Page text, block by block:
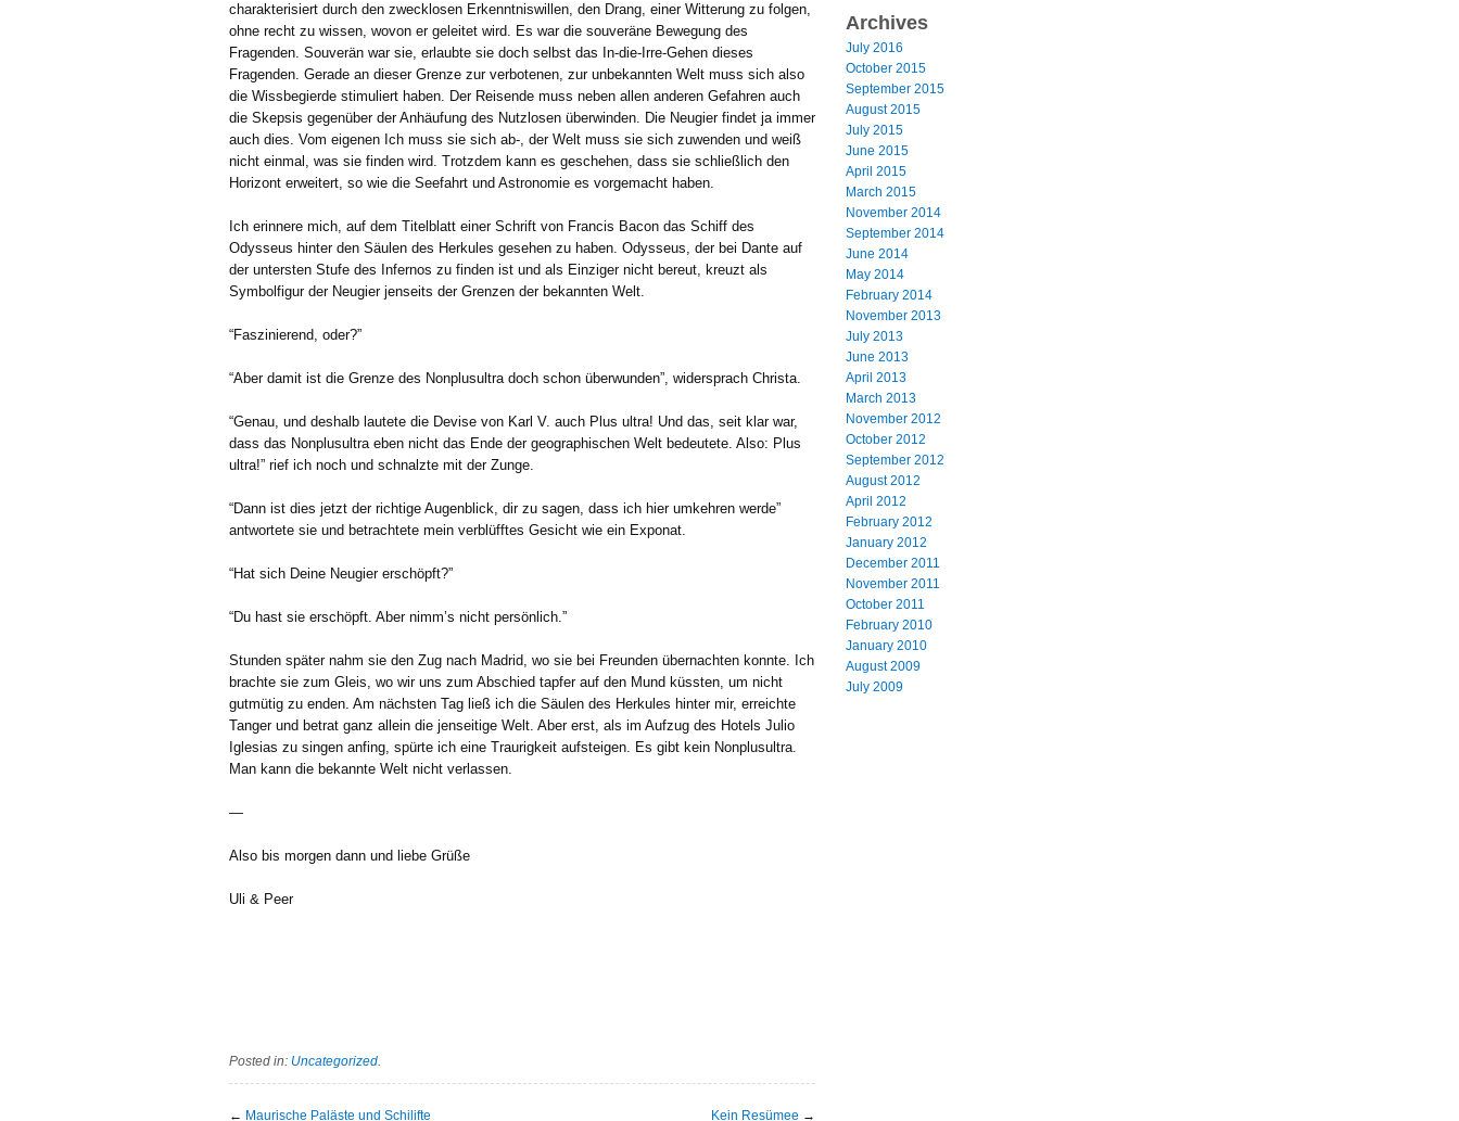
charakterisiert durch den zwecklosen Erkenntniswillen, den Drang, einer Witterung zu folgen,
ohne recht zu wissen, wovon er geleitet wird. Es war die souveräne Bewegung des
Fragenden. Souverän war sie, erlaubte sie doch selbst das In-die-Irre-Gehen dieses
Fragenden. Gerade an dieser Grenze zur verbotenen, zur unbekannten Welt muss sich also
die Wissbegierde stimuliert haben. Der Reisende muss neben allen anderen Gefahren auch
die Skepsis gegenüber der Anhäufung des Nutzlosen überwinden. Die Neugier findet ja immer
auch dies. Vom eigenen Ich muss sie sich ab-, der Welt muss sie sich zuwenden und weiß
nicht einmal, was sie finden wird. Trotzdem kann es geschehen, dass sie schließlich den
Horizont erweitert, so wie die Seefahrt und Astronomie es vorgemacht haben.
Ich erinnere mich, auf dem Titelblatt einer Schrift von Francis Bacon das Schiff des
Odysseus hinter den Säulen des Herkules gesehen zu haben. Odysseus, der bei Dante auf
der untersten Stufe des Infernos zu finden ist und als Einziger nicht bereut, kreuzt als
Symbolfigur der Neugier jenseits der Grenzen der bekannten Welt.
“Faszinierend, oder?”
“Aber damit ist die Grenze des Nonplusultra doch schon überwunden”, widersprach Christa.
“Genau, und deshalb lautete die Devise von Karl V. auch Plus ultra! Und das, seit klar war,
dass das Nonplusultra eben nicht das Ende der geographischen Welt bedeutete. Also: Plus
ultra!” rief ich noch und schnalzte mit der Zunge.
“Dann ist dies jetzt der richtige Augenblick, dir zu sagen, dass ich hier umkehren werde”
antwortete sie und betrachtete mein verblüfftes Gesicht wie ein Exponat.
“Hat sich Deine Neugier erschöpft?”
“Du hast sie erschöpft. Aber nimm’s nicht persönlich.”
Stunden später nahm sie den Zug nach Madrid, wo sie bei Freunden übernachten konnte. Ich
brachte sie zum Gleis, wo wir uns zum Abschied tapfer auf den Mund küssten, um nicht
gutmütig zu enden. Am nächsten Tag ließ ich die Säulen des Herkules hinter mir, erreichte
Tanger und betrat ganz allein die jenseitige Welt. Aber erst, als im Aufzug des Hotels Julio
Iglesias zu singen anfing, spürte ich eine Traurigkeit aufsteigen. Es gibt kein Nonplusultra.
Man kann die bekannte Welt nicht verlassen.
—
Also bis morgen dann und liebe Grüße
Uli & Peer
Posted in: Uncategorized.
← Maurische Paläste und Schilifte Kein Resümee →
Archives
July 2016
October 2015
September 2015
August 2015
July 2015
June 2015
April 2015
March 2015
November 2014
September 2014
June 2014
May 2014
February 2014
November 2013
July 2013
June 2013
April 2013
March 2013
November 2012
October 2012
September 2012
August 2012
April 2012
February 2012
January 2012
December 2011
November 2011
October 2011
February 2010
January 2010
August 2009
July 2009